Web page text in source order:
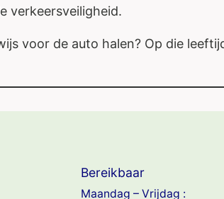
verkeersveiligheid.
voor de auto halen? Op die
Bereikbaar
Maandag – Vrijdag :